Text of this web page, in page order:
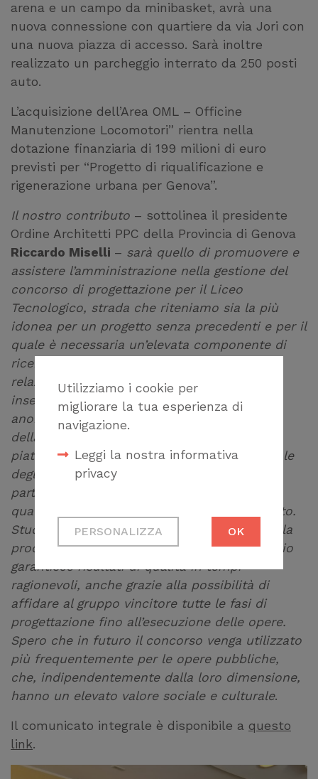
Utilizziamo i cookie per
migliorare la tua esperienza di
navigazione.
Leggi la nostra informativa
privacy
Cookie tecnici
Necessari per
correttamente del
sito
Cookie di profilazione
Ci permettono di
raccogliere dati
statistici su di te per
migliorare il servizio
PERSONALIZZA OK
arena e un campo da minibasket, avrà una
nuova connessione con quartiere da via Jori con
una nuova piazza di accesso. Sarà inoltre
realizzato un parcheggio interrato da 250 posti
auto.
L’acquisizione dell’Area OML – Officine
Manutenzione Locomotori” rientra nella
dotazione finanziaria di 199 milioni di euro
previsti per “Progetto di riqualificazione e
rigenerazione urbana per Genova”.
Il nostro contributo – sottolinea il presidente
Ordine Architetti PPC della Provincia di Genova
Riccardo Miselli – sarà quello di promuovere e
assistere l’amministrazione nella gestione del
concorso di progettazione per il Liceo
Tecnologico, strada che riteniamo sia la più
idonea per un progetto senza precedenti e per il
quale è necessaria un’elevata componente di
ricerca e innovazione progettuale, anche in
relazione al contesto urbano in cui si va a
insediare. Il concorso si svolgerà in forma
anonima, sarà aperto a tutti i professionisti
della comunità europea e utilizzerà la
piattaforma certificata del Consiglio Nazionale
degli Architetti PPC per favorire una
partecipazione più ampia. Una commissione
qualificata sceglierà il progetto più equilibrato.
Studi recenti confermano che il concorso è la
procedura del Codice dei Contratti che meglio
garantisce risultati di qualità in tempi
ragionevoli, anche grazie alla possibilità di
affidare al gruppo vincitore tutte le fasi di
progettazione fino all’esecuzione delle opere.
Spero che in futuro il concorso venga utilizzato
più frequentemente per le opere pubbliche,
che, indipendentemente dalla loro dimensione,
hanno un elevato valore sociale e culturale.
Il comunicato integrale è disponibile a questo
link.